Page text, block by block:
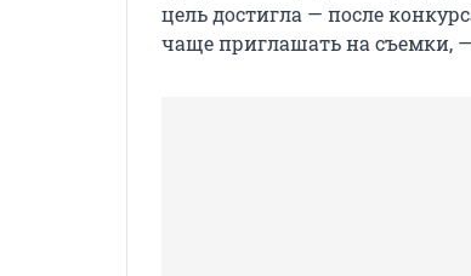
цель достигла — после
чаще приглашать на съемки,